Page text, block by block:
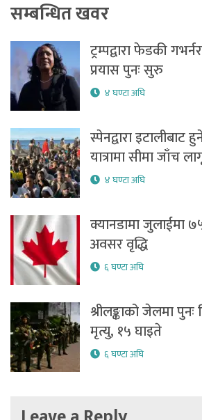
सम्बन्धित खवर
ट्रम्पद्वारा फेडकी
प्रयास पुनः सुरु
४ घण्टा अघि
स्पेनद्वारा इटालीबाट
यात्रामा सीमा जाँच
४ घण्टा अघि
क्यानडामा जुलाईमा
अवसर वृद्धि
६ घण्टा अघि
श्रीलङ्काको जेलमा
मृत्यु, १५ घाइते
६ घण्टा अघि